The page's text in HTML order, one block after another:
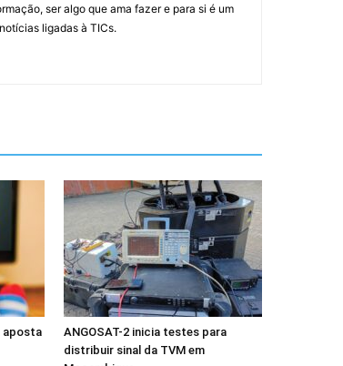
ser algo que ama fazer e para si é um
ligadas à TICs.
aposta
ANGOSAT-2 inicia testes para
distribuir sinal da TVM em